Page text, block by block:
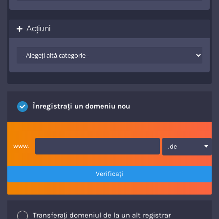
Acțiuni
Înregistrați un domeniu nou
www. .de
Verificați
Transferați domeniul de la un alt registrar